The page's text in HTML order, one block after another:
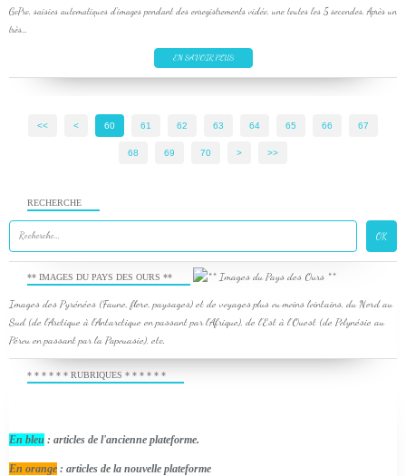
GoPro, saisies automatiques d'images pendant des enregistrements vidéo, une toutes les 5 secondes. Après un
très...
EN SAVOIR PLUS
<< < 10
20
30
40
50
60 61 62 63 64 65 66 67
68 69 70 80
90
100
> >>
RECHERCHE
** IMAGES DU PAYS DES OURS **
Images des Pyrénées (Faune, flore, paysages) et de voyages plus ou moins lointains, du Nord au
Sud (de l'Arctique à l'Antarctique en passant par l'Afrique), de l'Est à l'Ouest (de Polynésie au
Pérou en passant par la Papouasie), etc.
* * * * * * RUBRIQUES * * * * * *
En bleu : articles de l'ancienne plateforme.
En orange : articles de la nouvelle plateforme